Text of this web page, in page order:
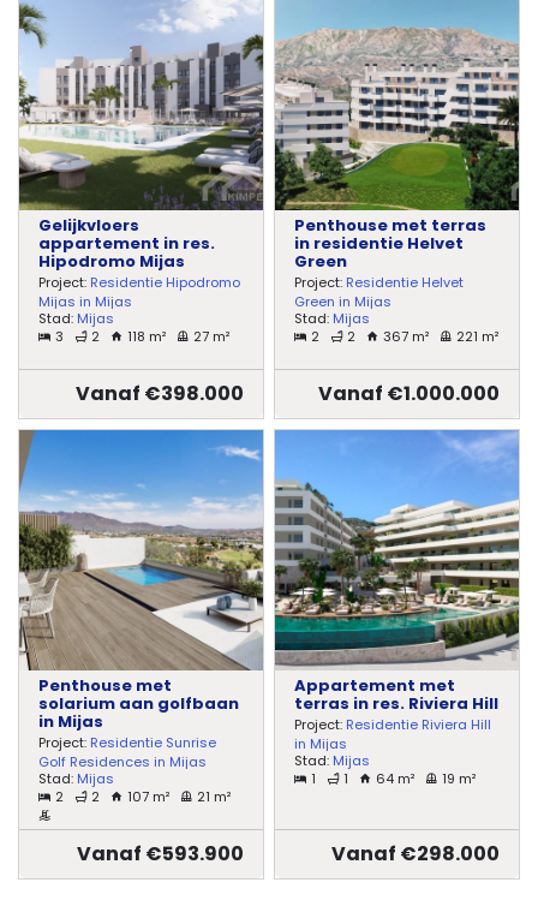
Gelijkvloers
appartement in res.
Hipodromo Mijas
Project: Residentie Hipodromo
Mijas in Mijas
Stad: Mijas
3
2 118 m² 27 m²
Vanaf €398.000
Penthouse met terras
in residentie Helvet
Green
Project: Residentie Helvet
Green in Mijas
Stad: Mijas
2
2 367 m² 221 m²
Vanaf €1.000.000
Penthouse met
solarium aan golfbaan
in Mijas
Project: Residentie Sunrise
Golf Residences in Mijas
Stad: Mijas
2
2 107 m² 21 m²
Vanaf €593.900
Appartement met
terras in res. Riviera Hill
Project: Residentie Riviera Hill
in Mijas
Stad: Mijas
1
1 64 m² 19 m²
Vanaf €298.000